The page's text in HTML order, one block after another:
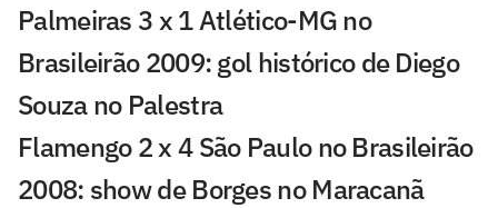
Palmeiras 3 x 1 Atlético-MG no
Brasileirão 2009: gol histórico de Diego
Souza no Palestra
Flamengo 2 x 4 São Paulo no Brasileirão
2008: show de Borges no Maracanã